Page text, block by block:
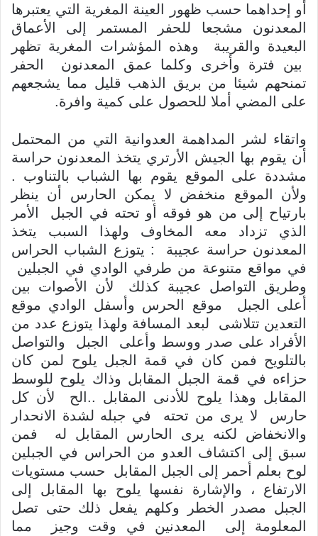
أو إحداهما حسب ظهور العينة المغرية التي يعتبرها
المعدنون مشجعا للحفر المستمر إلى الأعماق
البعيدة والقريبة وهذه المؤشرات المغرية تظهر
بين فترة وأخرى وكلما عمق المعدنون الحفر
تمنحهم شيئا من بريق الذهب قليل مما يشجعهم
على المضي أملا للحصول على كمية وافرة.
واتقاء لشر المداهمة العدوانية التي من المحتمل
أن يقوم بها الجيش الأرتري يتخذ المعدنون حراسة
مشددة على الموقع يقوم بها الشباب بالتناوب .
ولأن الموقع منخفض لا يمكن الحارس أن ينظر
بارتياح إلى من هو فوقه أو تحته في الجبل الأمر
الذي تزداد معه المخاوف ولهذا السبب يتخذ
المعدنون حراسة عجيبة : يتوزع الشباب الحراس
في مواقع متنوعة من طرفي الوادي في الجبلين
وطريق التواصل عجيبة كذلك لأن الأصوات بين
أعلى الجبل موقع الحرس وأسفل الوادي موقع
التعدين تتلاشى لبعد المسافة ولهذا يتوزع عدد من
الأفراد على صدر ووسط وأعلى الجبل والتواصل
بالتلويح فمن كان في قمة الجبل يلوح لمن كان
حزاءه في قمة الجبل المقابل وذاك يلوح للوسط
المقابل وهذا يلوح للأدنى المقابل ..الح لأن كل
حارس لا يرى من تحته في جبله لشدة الانحدار
والانخفاض لكنه يرى الحارس المقابل له فمن
سبق إلى اكتشاف العدو من الحراس في الجبلين
لوح بعلم أحمر إلى الجبل المقابل حسب مستويات
الارتفاع ، والإشارة نفسها يلوح بها المقابل إلى
الجبل مصدر الخطر وكلهم يفعل ذلك حتى تصل
المعلومة إلى المعدنين في وقت وجيز مما